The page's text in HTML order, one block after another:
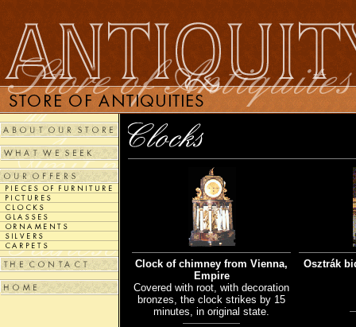
Clock of chimney from Vienna,
Empire
Covered with root, with decoration
bronzes, the clock strikes by 15
minutes, in original state.
Osztrák